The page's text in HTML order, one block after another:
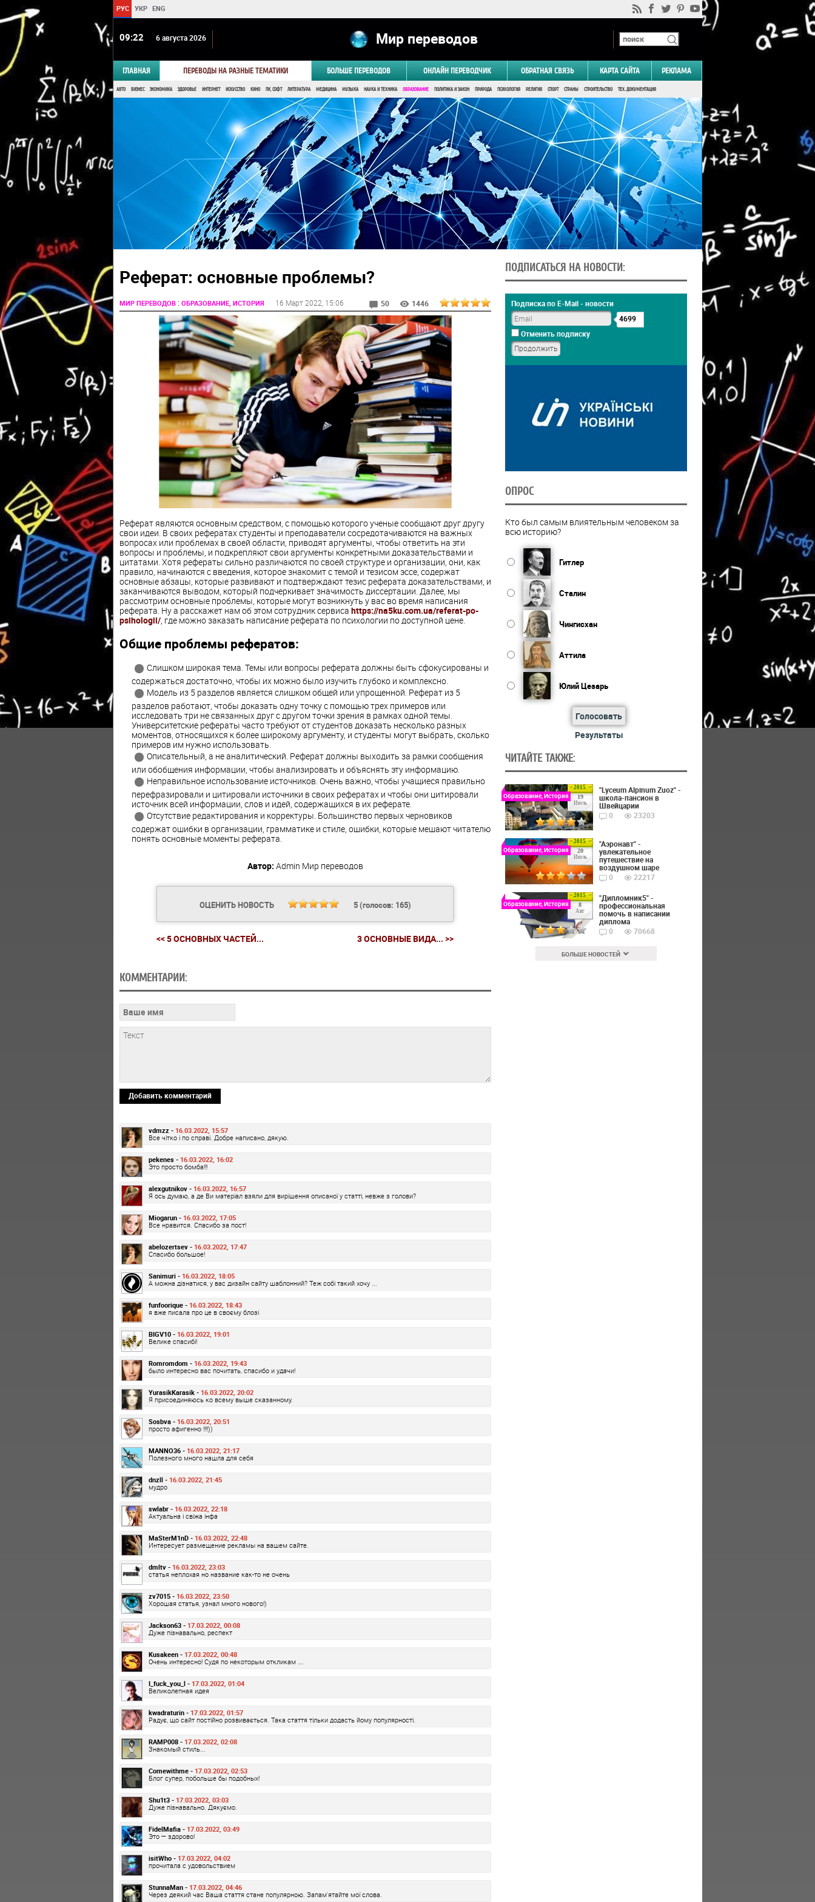
РУС УКР ENG
09 22 6 августа 2026 Мир переводов
ГЛАВНАЯ ПЕРЕВОДЫ НА РАЗНЫЕ ТЕМАТИКИ БОЛЬШЕ ПЕРЕВОДОВ ОНЛАЙН ПЕРЕВОДЧИК ОБРАТНАЯ СВЯЗЬ КАРТА САЙТА РЕКЛАМА
АВТО БИЗНЕС ЭКОНОМИКА ЗДОРОВЬЕ ИНТЕРНЕТ ИСКУССТВО КИНО ПК, СОФТ ЛИТЕРАТУРА МЕДИЦИНА МУЗЫКА НАУКА И ТЕХНИКА ОБРАЗОВАНИЕ ПОЛИТИКА И ЗАКОН ПРИРОДА ПСИХОЛОГИЯ РЕЛИГИЯ СПОРТ СТРАНЫ СТРОИТЕЛЬСТВО ТЕХ. ДОКУМЕНТАЦИЯ
Реферат: основные проблемы?
МИР ПЕРЕВОДОВ: ОБРАЗОВАНИЕ, ИСТОРИЯ 16 Март 2022 , 15:06 50 1446
Реферат являются основным средством, с помощью которого ученые сообщают друг другу
свои идеи. В своих рефератах студенты и преподаватели сосредотачиваются на важных
вопросах или проблемах в своей области, приводят аргументы, чтобы ответить на эти
вопросы и проблемы, и подкрепляют свои аргументы конкретными доказательствами и
цитатами. Хотя рефераты сильно различаются по своей структуре и организации, они, как
правило, начинаются с введения, которое знакомит с темой и тезисом эссе, содержат
основные абзацы, которые развивают и подтверждают тезис реферата доказательствами, и
заканчиваются выводом, который подчеркивает значимость диссертации. Далее, мы
рассмотрим основные проблемы, которые могут возникнуть у вас во время написания
реферата. Ну а расскажет нам об этом сотрудник сервиса https://na5ku.com.ua/referat-po-
psihologii/, где можно заказать написание реферата по психологии по доступной цене.
Общие проблемы рефератов:
Слишком широкая тема. Темы или вопросы реферата должны быть сфокусированы и
содержаться достаточно, чтобы их можно было изучить глубоко и комплексно.
Модель из 5 разделов является слишком общей или упрощенной. Реферат из 5
разделов работают, чтобы доказать одну точку с помощью трех примеров или
исследовать три не связанных друг с другом точки зрения в рамках одной темы.
Университетские рефераты часто требуют от студентов доказать несколько разных
моментов, относящихся к более широкому аргументу, и студенты могут выбрать, сколько
примеров им нужно использовать.
Описательный, а не аналитический. Реферат должны выходить за рамки сообщения
или обобщения информации, чтобы анализировать и объяснять эту информацию.
Неправильное использование источников. Очень важно, чтобы учащиеся правильно
перефразировали и цитировали источники в своих рефератах и чтобы они цитировали
источник всей информации, слов и идей, содержащихся в их реферате.
Отсутствие редактирования и корректуры. Большинство первых черновиков
содержат ошибки в организации, грамматике и стиле, ошибки, которые мешают читателю
понять основные моменты реферата.
Автор: Admin Мир переводов
ОЦЕНИТЬ НОВОСТЬ 5(голосов: 165)
<< 5 ОСНОВНЫХ ЧАСТЕЙ... 3 ОСНОВНЫЕ ВИДА... >>
КОММЕНТАРИИ:
Добавить комментарий
vdmzz - 16.03.2022, 15:57
Все чітко і по справі. Добре написано, дякую.
pekenes - 16.03.2022, 16:02
Это просто бомба!!!
alexgutnikov - 16.03.2022, 16:57
Я ось думаю, а де Ви матеріал взяли для вирішення описаної у статті, невже з голови?
Miogarun - 16.03.2022, 17:05
Все нравится. Спасибо за пост!
abelozertsev - 16.03.2022, 17:47
Спасибо большое!
Sanimuri - 16.03.2022, 18:05
А можна дізнатися, у вас дизайн сайту шаблонний? Теж собі такий хочу ...
funfoorique - 16.03.2022, 18:43
я вже писала про це в своєму блозі
BIGV10 - 16.03.2022, 19:01
Велике спасибі!
Romromdom - 16.03.2022, 19:43
было интересно вас почитать, спасибо и удачи!
YurasikKarasik - 16.03.2022, 20:02
Я присоединяюсь ко всему выше сказанному.
Sosbva - 16.03.2022, 20:51
просто афигенно !!!!))
MANNO36 - 16.03.2022, 21:17
Полезного много нашла для себя
dnzll - 16.03.2022, 21:45
мудро
swlabr - 16.03.2022, 22:18
Актуальна і свіжа інфа
MaSterM1nD - 16.03.2022, 22:48
Интересует размещение рекламы на вашем сайте.
dmltv - 16.03.2022, 23:03
статья неплохая но название как-то не очень
zv7015 - 16.03.2022, 23:50
Хорошая статья, узнал много нового!)
Jackson63 - 17.03.2022, 00:08
Дуже пізнавально, респект
Kusakeen - 17.03.2022, 00:48
Очень интересно! Судя по некоторым откликам ….
I_fuck_you_l - 17.03.2022, 01:04
Великолепная идея
kwadraturin - 17.03.2022, 01:57
Радує, що сайт постійно розвивається. Така стаття тільки додасть йому популярності.
RAMP008 - 17.03.2022, 02:08
Знакомый стиль...
Comewithme - 17.03.2022, 02:53
Блог супер, побольше бы подобных!
Shu1t3 - 17.03.2022, 03:03
Дуже пізнавально. Дякуємо.
FidelMafia - 17.03.2022, 03:49
Это — здорово!
isitWho - 17.03.2022, 04:02
прочитала с удовольствием
StunnaMan - 17.03.2022, 04:46
Через деякий час Ваша стаття стане популярною. Запам'ятайте мої слова.
ПОДПИСАТЬСЯ НА НОВОСТИ:
Подписка по E-Mail - новости
4699
Отменить подписку
ОПРОС
Кто был самым влиятельным человеком за
всю историю?
Гитлер
Сталин
Чингисхан
Аттила
Юлий Цезарь
Голосовать
Результаты
ЧИТАЙТЕ ТАКЖЕ:
2015
19
Июль
Образование, История
"Lyceum Alpinum Zuoz" -
школа-пансион в
Швейцарии
0
23203
2015
20
Июль
Образование, История
"Аэронавт" -
увлекательное
путешествие на
воздушном шаре
0
22217
2015
8
Авг
Образование, История
"Дипломник5" -
профессиональная
помочь в написании
диплома
0
70668
БОЛЬШЕ НОВОСТЕЙ